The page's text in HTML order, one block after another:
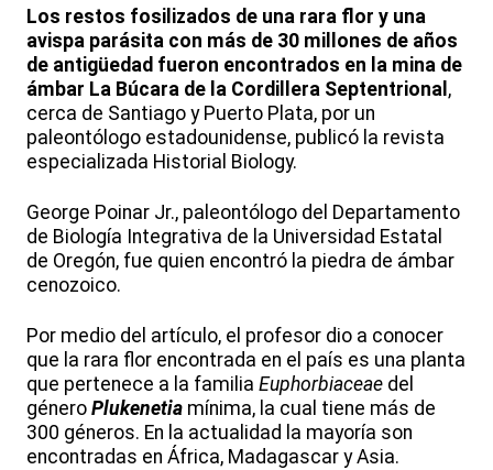
Los restos fosilizados de una rara flor y una
avispa parásita con más de 30 millones de años
de antigüedad fueron encontrados en la mina de
ámbar La Búcara de la Cordillera Septentrional ,
cerca de Santiago y Puerto Plata, por un
paleontólogo estadounidense, publicó la revista
especializada Historial Biology.
George Poinar Jr., paleontólogo del Departamento
de Biología Integrativa de la Universidad Estatal
de Oregón, fue quien encontró la piedra de ámbar
cenozoico.
Por medio del artículo, el profesor dio a conocer
que la rara flor encontrada en el país es una planta
que pertenece a la familia Euphorbiaceae del
género Plukenetia mínima, la cual tiene más de
300 géneros. En la actualidad la mayoría son
encontradas en África, Madagascar y Asia.